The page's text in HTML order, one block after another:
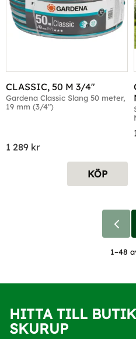
CLASSIC, 50 M 3/4"
Gardena Classic Slang 50 meter,
19 mm (3/4")
1 289 kr
KÖP
1–48
HITTA TILL
SKURUP